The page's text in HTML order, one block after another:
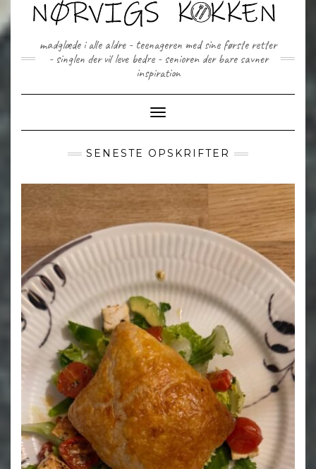
content
madglæde i alle aldre - teenageren med sine første retter
- singlen der vil leve bedre - senioren der bare savner
inspiration
Toggle Navigation
SENESTE OPSKRIFTER